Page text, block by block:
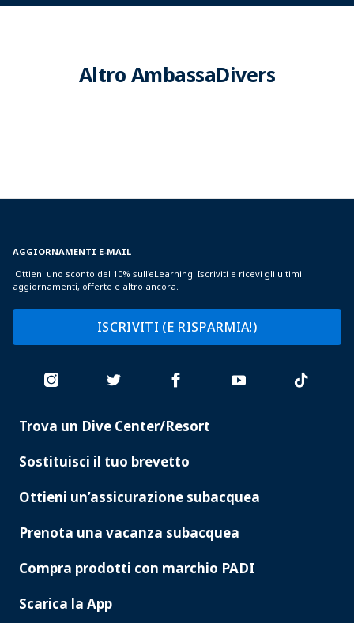
Altro AmbassaDivers
AGGIORNAMENTI E-MAIL
Ottieni uno sconto del 10% sull'eLearning! Iscriviti e ricevi gli ultimi
aggiornamenti, offerte e altro ancora.
ISCRIVITI (E RISPARMIA!)
PADI
Trova un Dive Center/Resort
Sostituisci il tuo brevetto
Ottieni un’assicurazione subacquea
Prenota una vacanza subacquea
Compra prodotti con marchio PADI
Scarica la App